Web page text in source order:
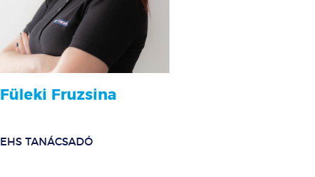
Füleki Fruzsina
EHS TANÁCSADÓ